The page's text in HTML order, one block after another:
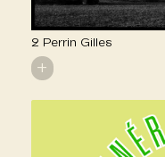
2 Perrin Gilles
+